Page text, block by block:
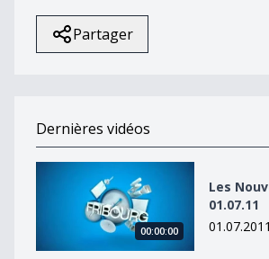
Partager
Dernières vidéos
Les Nouvelles FR du 01.07.11
00:00:00
Les
01.07.11
01.07.2011